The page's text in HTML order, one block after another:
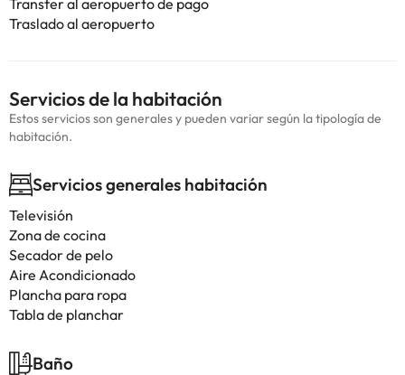
Transfer al aeropuerto de pago
Traslado al aeropuerto
Servicios de la habitación
Estos servicios son generales y pueden variar según la tipología de
habitación.
Servicios generales habitación
Televisión
Zona de cocina
Secador de pelo
Aire Acondicionado
Plancha para ropa
Tabla de planchar
Baño